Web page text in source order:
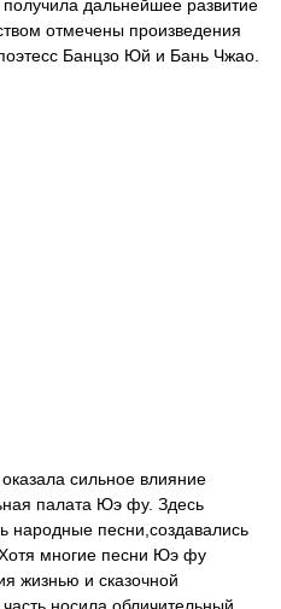
дальнейшее развитие
отмечены произведения
Банцзо Юй и Бань Чжао.
сильное влияние
палата Юэ фу. Здесь
народные песни,создавались
многие песни Юэ фу
жизнью и сказочной